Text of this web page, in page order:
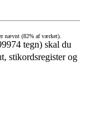
nævnt (82% af værket).
tegn) skal du
stikordsregister og